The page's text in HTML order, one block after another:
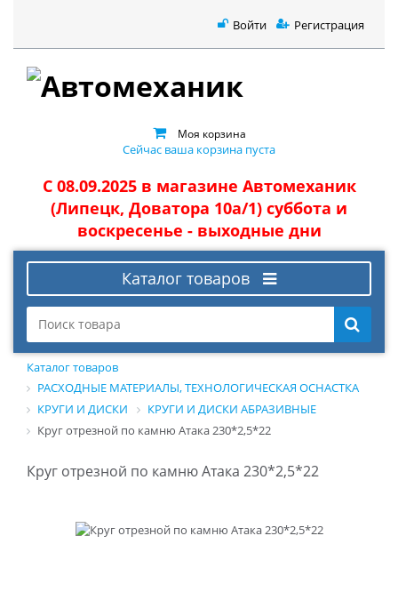
Войти Регистрация
Моя корзина
Сейчас ваша корзина пуста
С 08.09.2025 в магазине Автомеханик
(Липецк, Доватора 10а/1) суббота и
воскресенье - выходные дни
Каталог товаров
Каталог товаров
РАСХОДНЫЕ МАТЕРИАЛЫ, ТЕХНОЛОГИЧЕСКАЯ ОСНАСТКА
КРУГИ И ДИСКИ
КРУГИ И ДИСКИ АБРАЗИВНЫЕ
Круг отрезной по камню Атака 230*2,5*22
Круг отрезной по камню Атака 230*2,5*22